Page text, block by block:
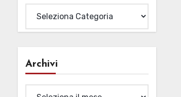
Archivi